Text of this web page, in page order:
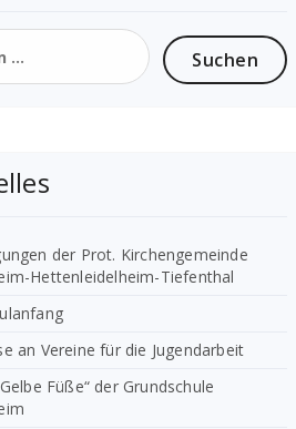
der Prot. Kirchengemeinde
Hettenleidelheim-Tiefenthal
an Vereine für die Jugendarbeit
Füße“ der Grundschule